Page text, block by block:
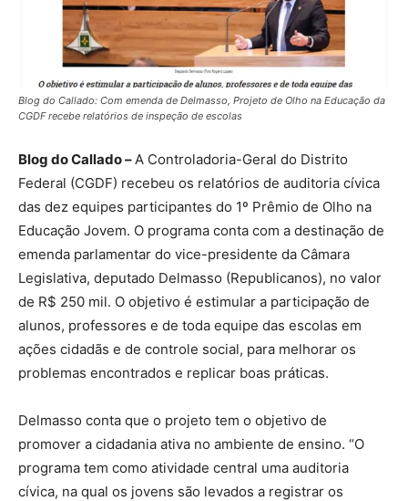
Blog do Callado: Com emenda de Delmasso, Projeto de Olho na Educação da
CGDF recebe relatórios de inspeção de escolas
Blog do Callado –A Controladoria-Geral do Distrito
Federal (CGDF) recebeu os relatórios de auditoria cívica
das dez equipes participantes do 1º Prêmio de Olho na
Educação Jovem. O programa conta com a destinação de
emenda parlamentar do vice-presidente da Câmara
Legislativa, deputado Delmasso (Republicanos), no valor
de R$ 250 mil. O objetivo é estimular a participação de
alunos, professores e de toda equipe das escolas em
ações cidadãs e de controle social, para melhorar os
problemas encontrados e replicar boas práticas.
Delmasso conta que o projeto tem o objetivo de
promover a cidadania ativa no ambiente de ensino. “O
programa tem como atividade central uma auditoria
cívica, na qual os jovens são levados a registrar os